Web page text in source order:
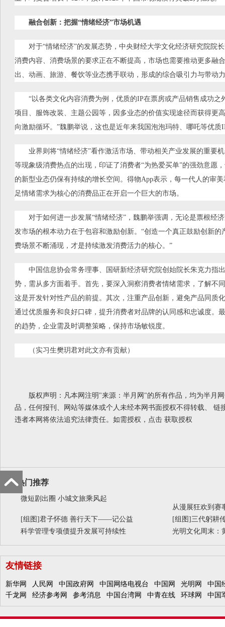
融合创新：把握“情绪经济”市场机遇
对于“情绪经济”的发展态势，中央财经大学文化经济研究院院
消费内容、消费场景的要求正在不断提高，市场也需要推动更多融
出、动画、旅游、餐饮等业态携手联动，形成的综合吸引力与带动
“以各类文化内容消费为例，优质的IP在票房或产品销售成功之
项目、服饰改装、主题公园等，因多业态的价值实现途径而获得更
向激励循环。”魏鹏举说，这也是近年来我国泡泡玛特、哪吒等优质
业界则将“情绪经济”看作激活市场、带动相关产业发展的重要
等现象级消费热点的出现，印证了消费者“为热爱买单”的强劲意愿
的新型业态仍保有持续的增长空间。得物App表示，每一代人的审
足情绪需求为核心的消费品正在开启一个巨大的市场。
对于如何进一步发展“情绪经济”，魏鹏举强调，无论是票根经
发市场的根本动力在于包容和激励创新。“创造一个真正鼓励创新
费场景不断涌现，才是持续激发消费活力的核心。”
中国信息协会常务理事、国研新经济研究院创始院长朱克力指
势，需从多方面着手。首先，要深入洞察消费者情绪需求，了解不
这是开发针对性产品的前提。其次，注重产品创新，避免产品同质
通过优质服务和良好口碑，提升消费者对品牌的认同感和忠诚度。
的趋势，企业需及时调整策略，保持市场敏锐度。
（实习生樊玥君对此文亦有贡献）
版权声明：凡本网注明"来源：半月网"的所有作品，均为半月
品，任何报刊、网站等媒体或个人未经本网书面授权不得转载、 链
违者本网将依法追究法律责任。如需授权，点击 获取授权
热门推荐
微短剧出圈 小城文旅乘风起
从漫展狂欢到赛
[组图]君子怀德 善行天下——记公益 [组图]三代躬耕
科学管理专项债提升发展可持续性
光明文化周末：
友情链接
新华网 人民网 中国政府网 中国网络电视台 中国网 光明网
中国
千龙网
经济参考网 参考消息 中国台湾网 中青在线 环球网 中国